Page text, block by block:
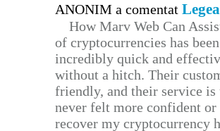
ANONIM a comentat
How Marv Web Can
of cryptocurrencies has
incredibly quick and
without a hitch. Their
friendly, and their service
never felt more confident
recover my cryptocurrency